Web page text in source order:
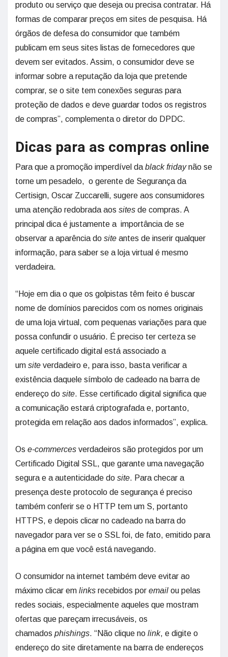
produto ou serviço que deseja ou precisa contratar. Há
formas de comparar preços em sites de pesquisa. Há
órgãos de defesa do consumidor que também
publicam em seus sites listas de fornecedores que
devem ser evitados. Assim, o consumidor deve se
informar sobre a reputação da loja que pretende
comprar, se o site tem conexões seguras para
proteção de dados e deve guardar todos os registros
de compras”, complementa o diretor do DPDC.
Dicas para as compras online
Para que a promoção imperdível da black fridaynão se
torne um pesadelo, o gerente de Segurança da
Certisign, Oscar Zuccarelli, sugere aos consumidores
uma atenção redobrada aos sites de compras. A
principal dica é justamente a importância de se
observar a aparência do site antes de inserir qualquer
informação, para saber se a loja virtual é mesmo
verdadeira.
“Hoje em dia o que os golpistas têm feito é buscar
nome de domínios parecidos com os nomes originais
de uma loja virtual, com pequenas variações para que
possa confundir o usuário. É preciso ter certeza se
aquele certificado digital está associado a
um site verdadeiro e, para isso, basta verificar a
existência daquele símbolo de cadeado na barra de
endereço do site. Esse certificado digital significa que
a comunicação estará criptografada e, portanto,
protegida em relação aos dados informados”, explica.
Os e-commerces verdadeiros são protegidos por um
Certificado Digital SSL, que garante uma navegação
segura e a autenticidade do site. Para checar a
presença deste protocolo de segurança é preciso
também conferir se o HTTP tem um S, portanto
HTTPS, e depois clicar no cadeado na barra do
navegador para ver se o SSL foi, de fato, emitido para
a página em que você está navegando.
O consumidor na internet também deve evitar ao
máximo clicar em links recebidos por email ou pelas
redes sociais, especialmente aqueles que mostram
ofertas que pareçam irrecusáveis, os
chamados phishings. “Não clique no link, e digite o
endereço do site diretamente na barra de endereços